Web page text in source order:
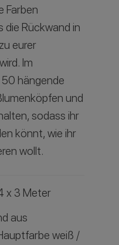
Farben
die Rückwand in
eurer
Im
hängende
und
sodass ihr
könnt, wie ihr
wollt.
x 3 Meter
aus
weiß /